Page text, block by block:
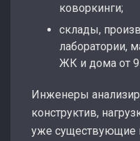
коворкинги;
склады,
лаборатории,
ЖК и дома от 9
Инженеры
конструктив,
уже существующие